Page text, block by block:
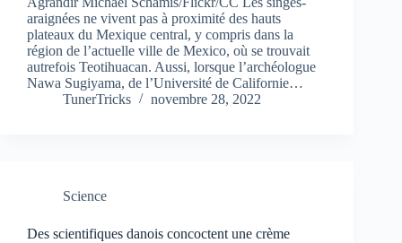
araignées ne vivent pas à proximité des hauts
plateaux du Mexique central, y compris dans la
région de l’actuelle ville de Mexico, où se trouvait
autrefois Teotihuacan. Aussi, lorsque l’archéologue
Nawa Sugiyama, de l’Université de Californie…
TunerTricks
novembre 28, 2022
Science
Des scientifiques danois concoctent une crème